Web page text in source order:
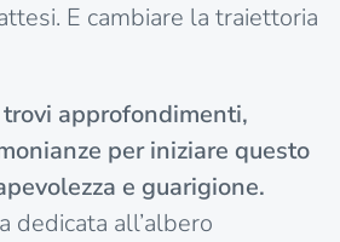
E cambiare la traiettoria
approfondimenti,
per iniziare questo
e guarigione.
dedicata all’albero